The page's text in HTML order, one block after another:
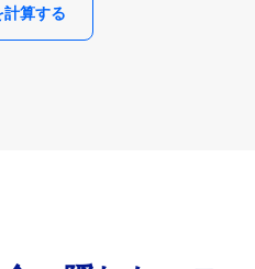
計算する